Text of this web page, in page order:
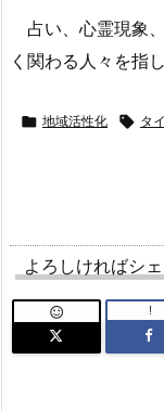
占い、心霊現象
く関わる人々を指し
 地域活性化  タ
よろしければシ
 !